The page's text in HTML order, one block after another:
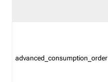
advanced_consumption_order